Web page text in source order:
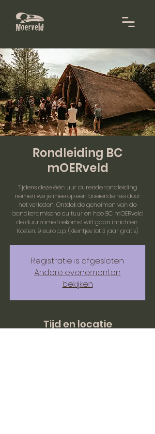
Rondleiding BC
mOERveld
Tijdens deze één uur durende rondleiding
nemen we je mee op een boeiende reis door
het verleden. Ontdek de geheimen van de
bandkeramische cultuur en hoe BC mOERveld
de duurzame toekomst wilt gaan inrichten.
Kosten: 9 euro p.p. (kleintjes tot 3 jaar gratis)
Registratie is afgesloten
Andere evenementen
bekijken
Tijd en locatie